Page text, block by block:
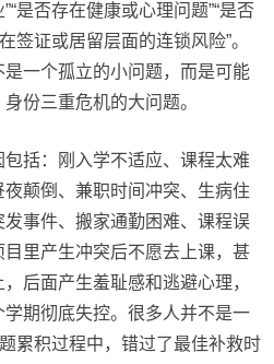
是否存在健康或心理问题”“是否
签证或居留层面的连锁风险”。
是一个孤立的小问题，而是可能
份三重危机的大问题。
括：刚入学不适应、课程太难
颠倒、兼职时间冲突、生病住
事件、搬家通勤困难、课程误
里产生冲突后不愿去上课，甚
后面产生羞耻感和逃避心理，
期彻底失控。很多人并不是一
累积过程中，错过了最佳补救时